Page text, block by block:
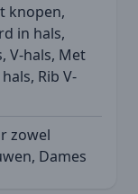
knopen,
in hals,
V-hals, Met
Rib V-
zowel
Dames